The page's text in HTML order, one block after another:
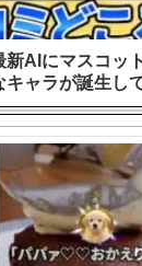
新AIにマスコッ
ャラが誕生し